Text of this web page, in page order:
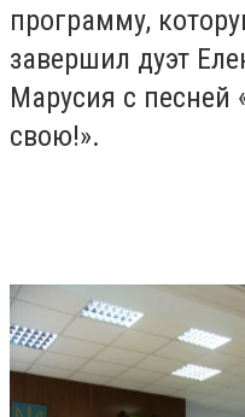
программу,
завершил дуэт
Марусия с
свою!».